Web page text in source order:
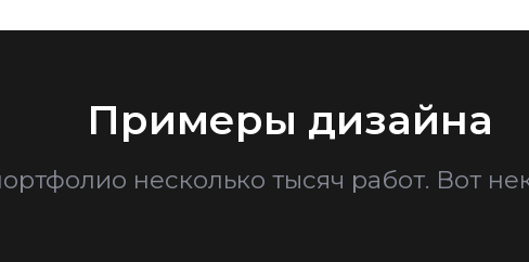
Примеры дизайна
несколько тысяч работ. Вот